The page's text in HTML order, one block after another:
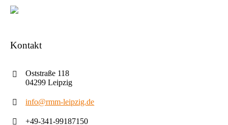
Kontakt
Oststraße 118
04299 Leipzig
info@rmm-leipzig.de
+49-341-99187150